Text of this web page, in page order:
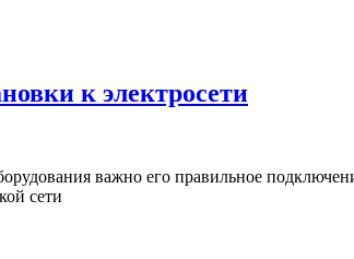
к электросети
важно его правильное
сети